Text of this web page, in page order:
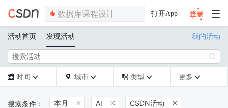
打开App
活动首页 发现活动 我的活动

 时间   城市   类型  更多 
本月  AI  CSDN活动 